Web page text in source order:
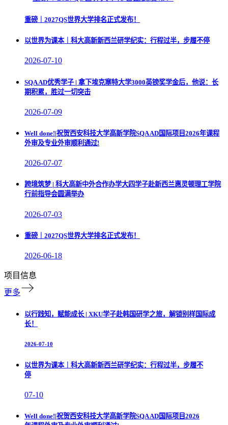
重磅｜2027QS世界大学排名正式发布！
以世界为课本｜科大高新新西兰研学纪实：行程过半，步履不停
2026-07-10
SQA AD优秀学子 | 拿下埃克塞特大学3000英镑奖学金后，他说：长
期积累，胜过一切突击
2026-07-09
Well done!|祝贺西安科技大学高新学院SQA AD国际项目2026年课程
外审及专业外审顺利通过!
2026-07-07
跨境筑梦 | 科大高新中外合作办学大四学子赴新西兰惠灵顿理工学院
行前指导会圆满举办
2026-07-03
重磅｜2027QS世界大学排名正式发布！
2026-06-18
项目信息
更多
以行践知，赋能成长 | XKU学子赴韩国研学之旅，解锁别样国际成
长！
2026-07-10
以世界为课本｜科大高新新西兰研学纪实：行程过半，步履不
停
07-10
Well done!|祝贺西安科技大学高新学院SQA AD国际项目2026